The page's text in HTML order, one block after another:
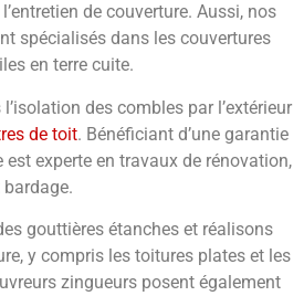
de couverture. Aussi, nos
spécialisés dans les couvertures
en terre cuite.
des combles par l’extérieur
de toit. Bénéficiant d’une garantie
est experte en travaux de rénovation,
gouttières étanches et réalisons
y compris les toitures plates et les
zingueurs posent également